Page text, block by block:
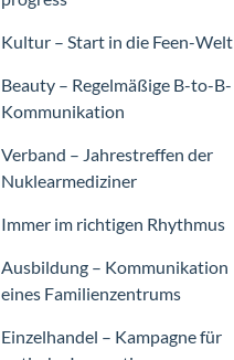
Kultur – Start in die Feen-Welt
Beauty – Regelmäßige B-to-B-
Kommunikation
Verband – Jahrestreffen der
Nuklearmediziner
Immer im richtigen Rhythmus
Ausbildung – Kommunikation
eines Familienzentrums
Einzelhandel – Kampagne für